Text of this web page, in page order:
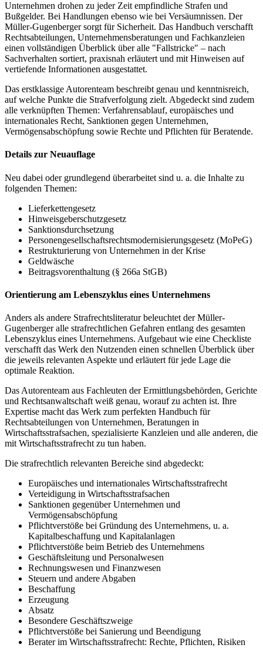
Unternehmen drohen zu jeder Zeit empfindliche Strafen und
Bußgelder. Bei Handlungen ebenso wie bei Versäumnissen. Der
Müller-Gugenberger sorgt für Sicherheit. Das Handbuch verschafft
Rechtsabteilungen, Unternehmensberatungen und Fachkanzleien
einen vollständigen Überblick über alle "Fallstricke" – nach
Sachverhalten sortiert, praxisnah erläutert und mit Hinweisen auf
vertiefende Informationen ausgestattet.
Das erstklassige Autorenteam beschreibt genau und kenntnisreich,
auf welche Punkte die Strafverfolgung zielt. Abgedeckt sind zudem
alle verknüpften Themen: Verfahrensablauf, europäisches und
internationales Recht, Sanktionen gegen Unternehmen,
Vermögensabschöpfung sowie Rechte und Pflichten für Beratende.
Details zur Neuauflage
Neu dabei oder grundlegend überarbeitet sind u. a. die Inhalte zu
folgenden Themen:
Lieferkettengesetz
Hinweisgeberschutzgesetz
Sanktionsdurchsetzung
Personengesellschaftsrechtsmodernisierungsgesetz (MoPeG)
Restrukturierung von Unternehmen in der Krise
Geldwäsche
Beitragsvorenthaltung (§ 266a StGB)
Orientierung am Lebenszyklus eines Unternehmens
Anders als andere Strafrechtsliteratur beleuchtet der Müller-
Gugenberger alle strafrechtlichen Gefahren entlang des gesamten
Lebenszyklus eines Unternehmens. Aufgebaut wie eine Checkliste
verschafft das Werk den Nutzenden einen schnellen Überblick über
die jeweils relevanten Aspekte und erläutert für jede Lage die
optimale Reaktion.
Das Autorenteam aus Fachleuten der Ermittlungsbehörden, Gerichte
und Rechtsanwaltschaft weiß genau, worauf zu achten ist. Ihre
Expertise macht das Werk zum perfekten Handbuch für
Rechtsabteilungen von Unternehmen, Beratungen in
Wirtschaftsstrafsachen, spezialisierte Kanzleien und alle anderen, die
mit Wirtschaftsstrafrecht zu tun haben.
Die strafrechtlich relevanten Bereiche sind abgedeckt:
Europäisches und internationales Wirtschaftsstrafrecht
Verteidigung in Wirtschaftsstrafsachen
Sanktionen gegenüber Unternehmen und
Vermögensabschöpfung
Pflichtverstöße bei Gründung des Unternehmens, u. a.
Kapitalbeschaffung und Kapitalanlagen
Pflichtverstöße beim Betrieb des Unternehmens
Geschäftsleitung und Personalwesen
Rechnungswesen und Finanzwesen
Steuern und andere Abgaben
Beschaffung
Erzeugung
Absatz
Besondere Geschäftszweige
Pflichtverstöße bei Sanierung und Beendigung
Berater im Wirtschaftsstrafrecht: Rechte, Pflichten, Risiken